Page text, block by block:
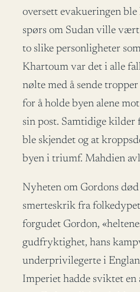
oversett evakueringen
spørs om Sudan ville
to slike personligheter
Khartoum var det i alle
nølte med å sende
for å holde byen alene
sin post. Samtidige kilder
ble skjendet og at
byen i triumf. Mahdien
Nyheten om Gordons
smerteskrik fra
forgudet Gordon,
gudfryktighet, hans
underprivilegerte i
Imperiet hadde sviktet en